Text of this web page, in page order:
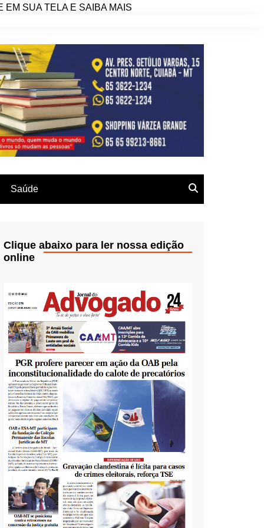
SUA TELA E SAIBA MAIS
Saúde
Clique abaixo para ler nossa edição
online